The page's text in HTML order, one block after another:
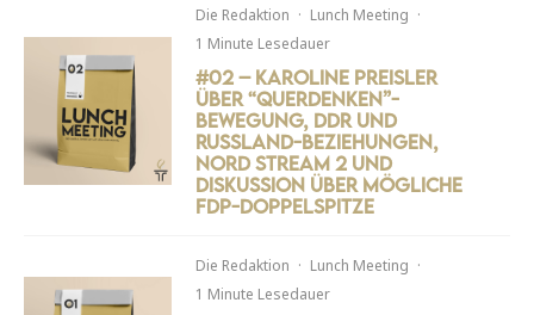
Die Redaktion · Lunch Meeting ·
1 Minute Lesedauer
#02 – Karoline Preisler
über “Querdenken”-
Bewegung, DDR und
Russland-Beziehungen,
Nord Stream 2 und
Diskussion über mögliche
FDP-Doppelspitze
Die Redaktion · Lunch Meeting ·
1 Minute Lesedauer